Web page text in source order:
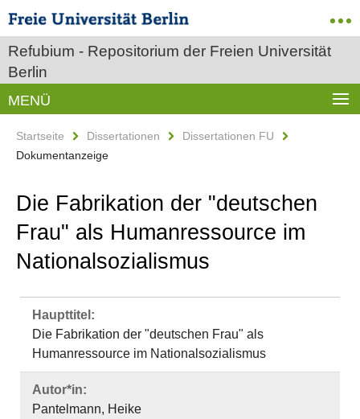
Refubium - Repositorium der Freien Universität
Berlin
MENÜ
Startseite Dissertationen
Dissertationen FU
Dokumentanzeige
Die Fabrikation der "deutschen
Frau" als Humanressource im
Nationalsozialismus
Haupttitel:
Die Fabrikation der "deutschen Frau" als
Humanressource im Nationalsozialismus
Autor*in:
Pantelmann, Heike